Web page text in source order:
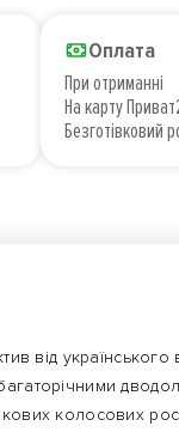
Оплата
При отриманні
На карту
Безготівковий
від
колосових